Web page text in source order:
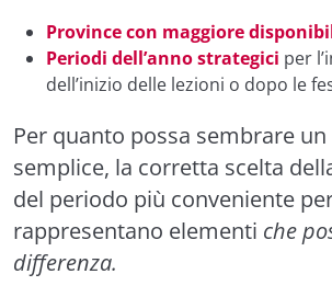
Province con maggiore
Periodi dell’anno strategici per
dell’inizio delle lezioni o dopo le
Per quanto possa sembrare
semplice, la corretta scelta
del periodo più conveniente
rappresentano elementi che
differenza.